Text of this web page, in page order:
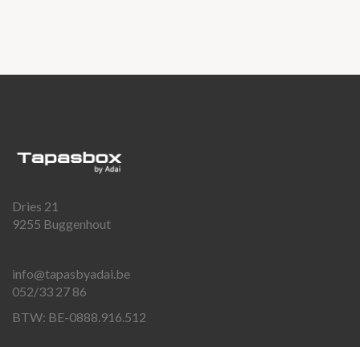
Dries 21
9255 Buggenhout
info@tapasbyadai.be
052/33 27 86
BTW: BE-0888.916.512